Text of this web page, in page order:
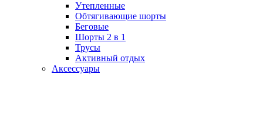
Утепленные
Обтягивающие шорты
Беговые
Шорты 2 в 1
Трусы
Активный отдых
Аксессуары